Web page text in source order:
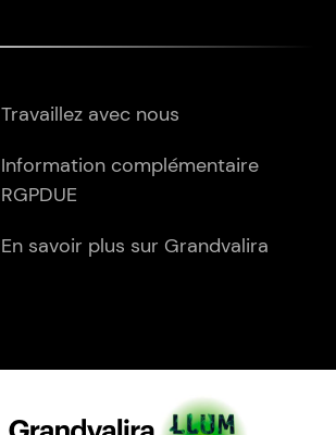
Travaillez avec nous
Information complémentaire
RGPDUE
En savoir plus sur Grandvalira